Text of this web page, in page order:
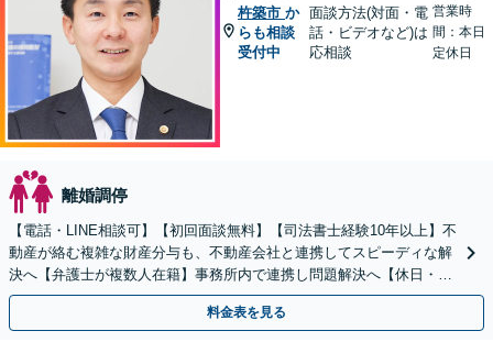
杵築市 か
らも相談
受付中
面談方法(対面・電
話・ビデオなど)は
応相談
営業時
間：本日
定休日
離婚調停
【電話・LINE相談可】【初回面談無料】【司法書士経験10年以上】不
動産が絡む複雑な財産分与も、不動産会社と連携してスピーディな解
決へ【弁護士が複数人在籍】事務所内で連携し問題解決へ【休日・夜
間面談可】【子連れ相談可】【虎ノ門駅1分】
料金表を見る